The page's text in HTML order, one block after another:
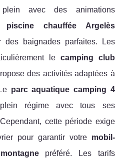
avec des animations
piscine chauffée Argelès
des baignades parfaites. Les
le camping club
des activités adaptées à
parc aquatique camping 4
régime avec tous ses
cette période exige
pour garantir votre mobil-
préféré. Les tarifs